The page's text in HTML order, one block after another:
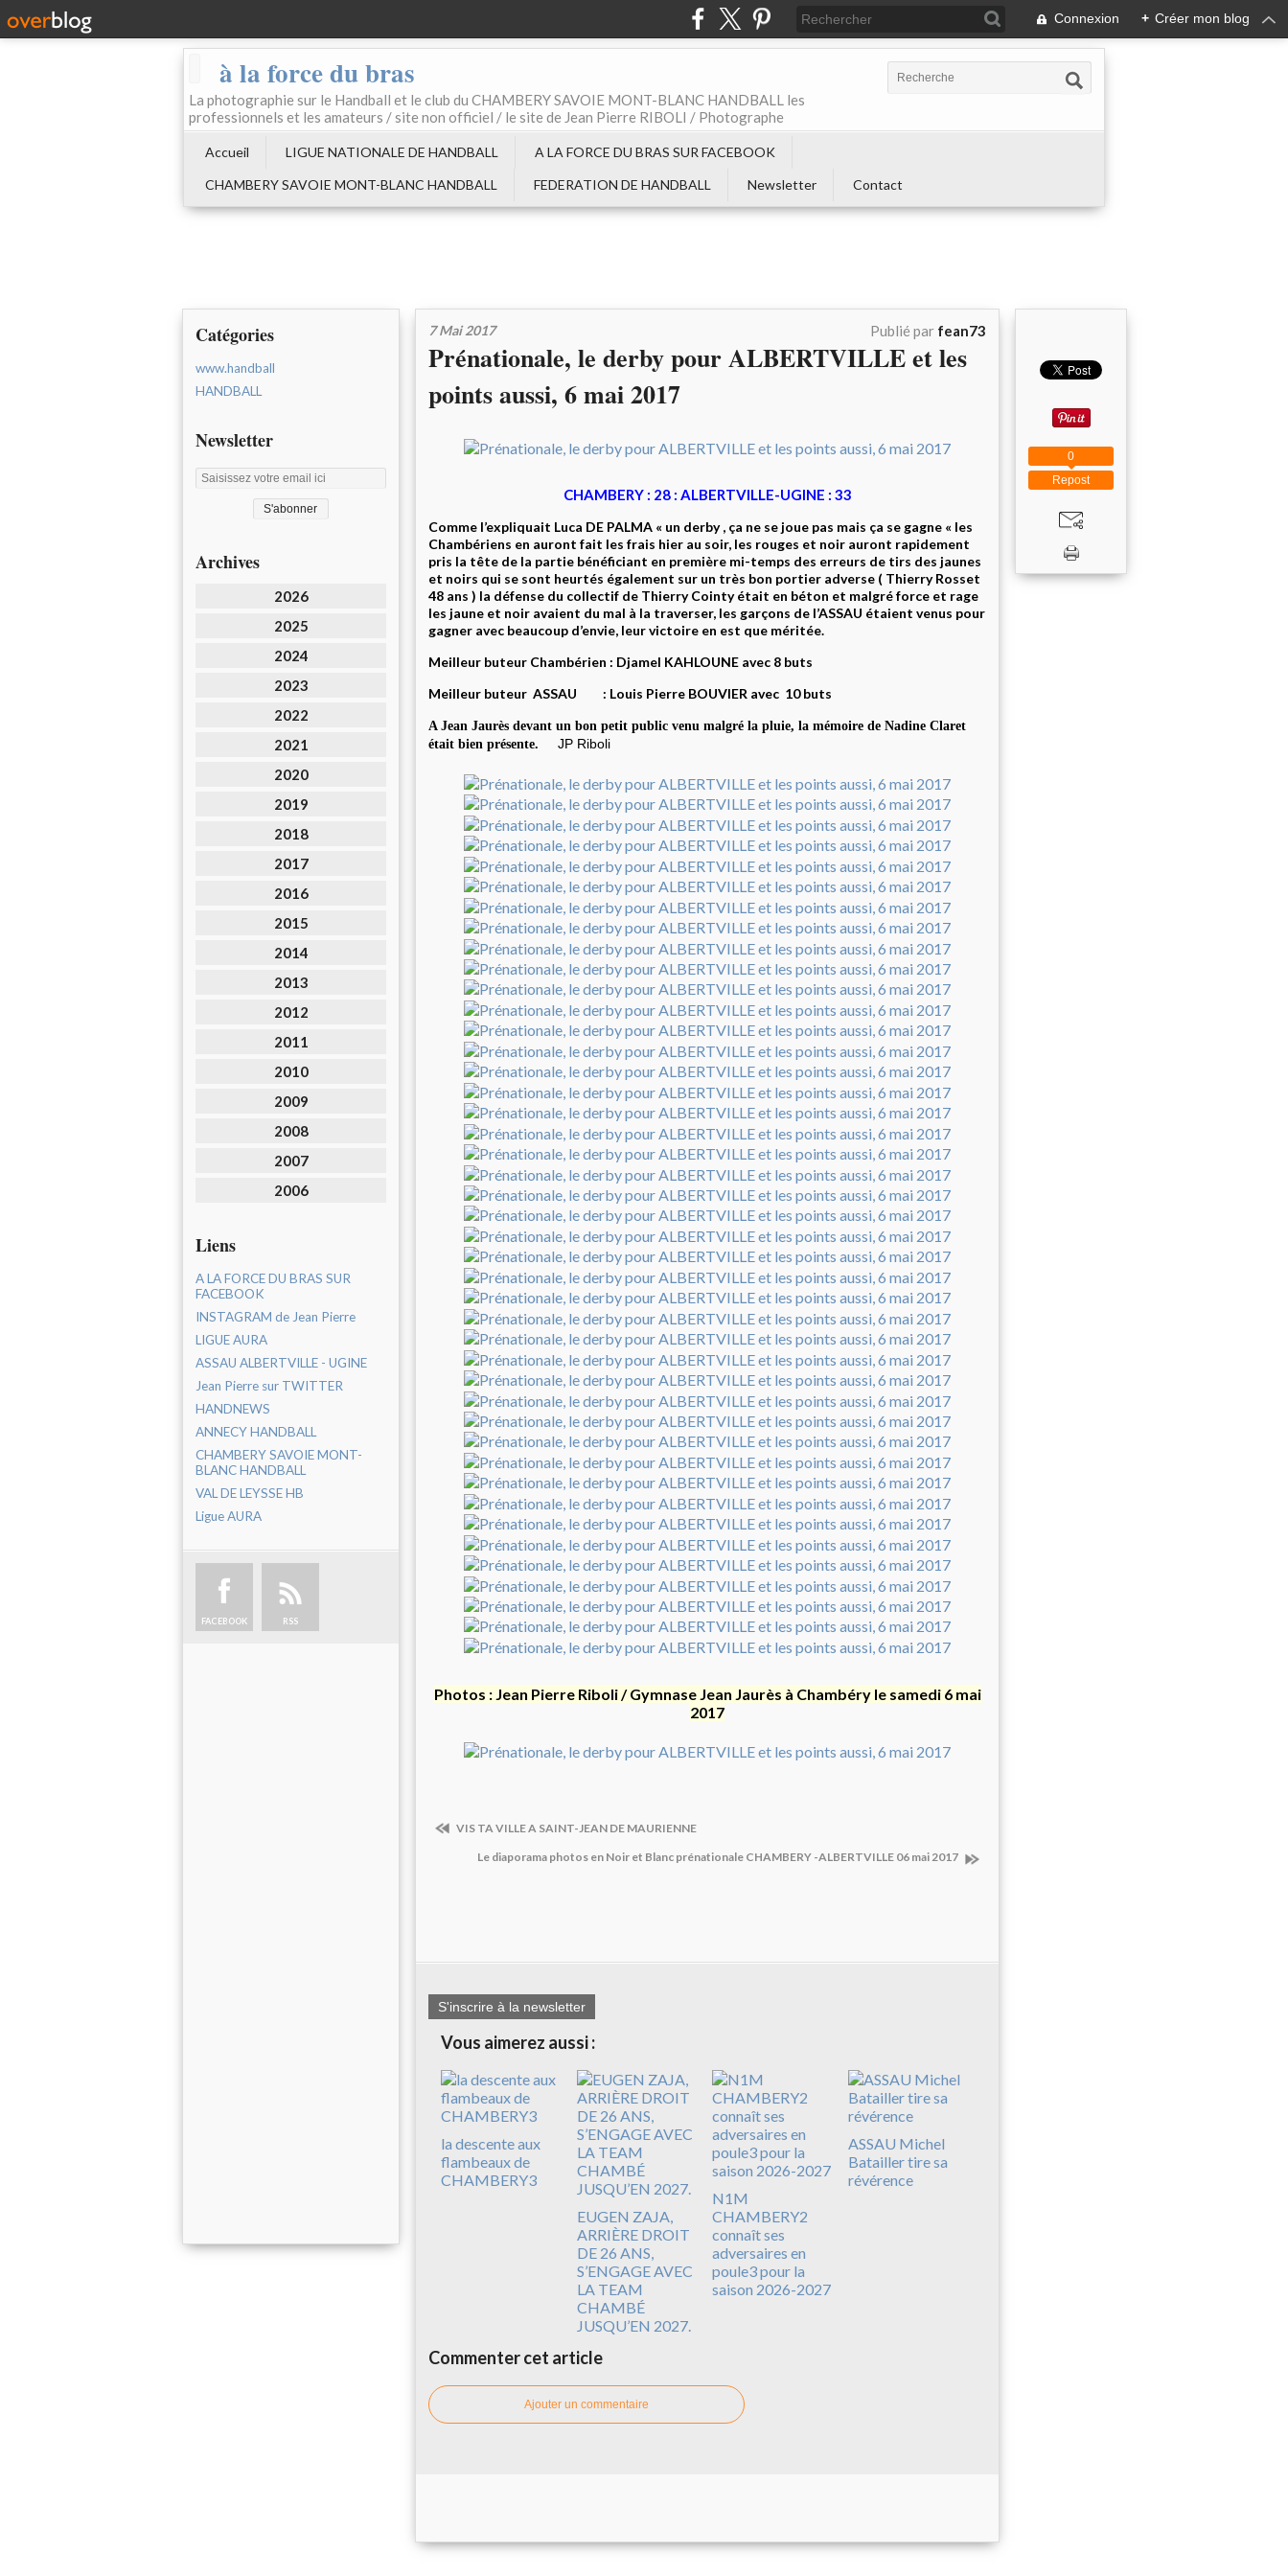
Connexion + Créer mon blog
à la force du bras
La photographie sur le Handball et le club du CHAMBERY SAVOIE MONT-BLANC HANDBALL les
professionnels et les amateurs / site non officiel / le site de Jean Pierre RIBOLI / Photographe
Accueil LIGUE NATIONALE DE HANDBALL
A LA FORCE DU BRAS SUR FACEBOOK
CHAMBERY SAVOIE MONT-BLANC HANDBALL
FEDERATION DE HANDBALL Newsletter Contact
Catégories
www.handball
HANDBALL
Newsletter
Archives
2026
2025
2024
2023
2022
2021
2020
2019
2018
2017
2016
2015
2014
2013
2012
2011
2010
2009
2008
2007
2006
Liens
A LA FORCE DU BRAS SUR
FACEBOOK
INSTAGRAM de Jean Pierre
LIGUE AURA
ASSAU ALBERTVILLE - UGINE
Jean Pierre sur TWITTER
HANDNEWS
ANNECY HANDBALL
CHAMBERY SAVOIE MONT-
BLANC HANDBALL
VAL DE LEYSSE HB
Ligue AURA
FACEBOOK RSS
7 Mai 2017 Publié par fean73
Prénationale, le derby pour ALBERTVILLE et les
points aussi, 6 mai 2017
CHAMBERY : 28 : ALBERTVILLE-UGINE : 33
Comme l’expliquait Luca DE PALMA « un derby , ça ne se joue pas mais ça se gagne « les
Chambériens en auront fait les frais hier au soir, les rouges et noir auront rapidement
pris la tête de la partie bénéficiant en première mi-temps des erreurs de tirs des jaunes
et noirs qui se sont heurtés également sur un très bon portier adverse ( Thierry Rosset
48 ans ) la défense du collectif de Thierry Cointy était en béton et malgré force et rage
les jaune et noir avaient du mal à la traverser, les garçons de l’ASSAU étaient venus pour
gagner avec beaucoup d’envie, leur victoire en est que méritée.
Meilleur buteur Chambérien : Djamel KAHLOUNE avec 8 buts
Meilleur buteur ASSAU : Louis Pierre BOUVIER avec 10 buts
A Jean Jaurès devant un bon petit public venu malgré la pluie, la mémoire de Nadine Claret
était bien présente.
JP Riboli
Photos : Jean Pierre Riboli / Gymnase Jean Jaurès à Chambéry le samedi 6 mai
2017
VIS TA VILLE A SAINT-JEAN DE MAURIENNE
Le diaporama photos en Noir et Blanc prénationale CHAMBERY -ALBERTVILLE 06 mai 2017
S'inscrire à la newsletter
Vous aimerez aussi :
la descente aux
flambeaux de
CHAMBERY3
EUGEN ZAJA,
ARRIÈRE DROIT
DE 26 ANS,
S’ENGAGE AVEC
LA TEAM
CHAMBÉ
JUSQU’EN 2027.
N1M
CHAMBERY2
connaît ses
adversaires en
poule3 pour la
saison 2026-2027
ASSAU Michel
Batailler tire sa
révérence
Commenter cet article
Ajouter un commentaire
Repost
0